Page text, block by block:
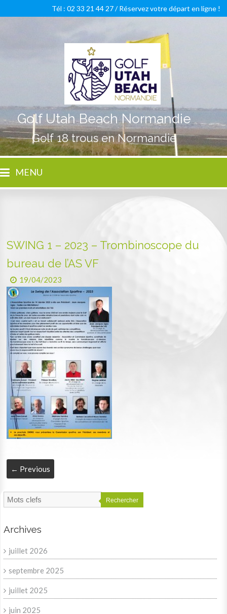
Golf Utah Beach Normandie
Golf 18 trous en Normandie
Tél : 02 33 21 44 27 /Réservez votre départ en ligne !
MENU
SWING 1 – 2023 – Trombinoscope du
bureau de l’AS VF
19/04/2023
← Previous
Rechercher
Archives
juillet 2026
septembre 2025
juillet 2025
juin 2025